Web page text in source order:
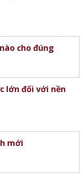
cho đúng
lớn đối với nền
mới